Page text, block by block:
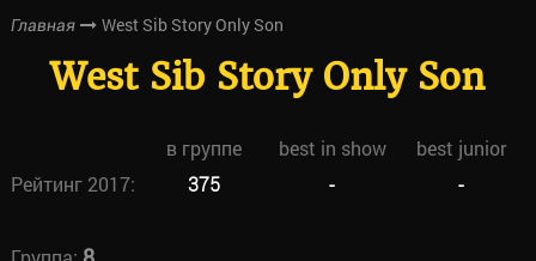
Главная West Sib Story Only Son
West Sib Story Only Son
в группе best in show
best junior
Рейтинг 2017:
375 - -